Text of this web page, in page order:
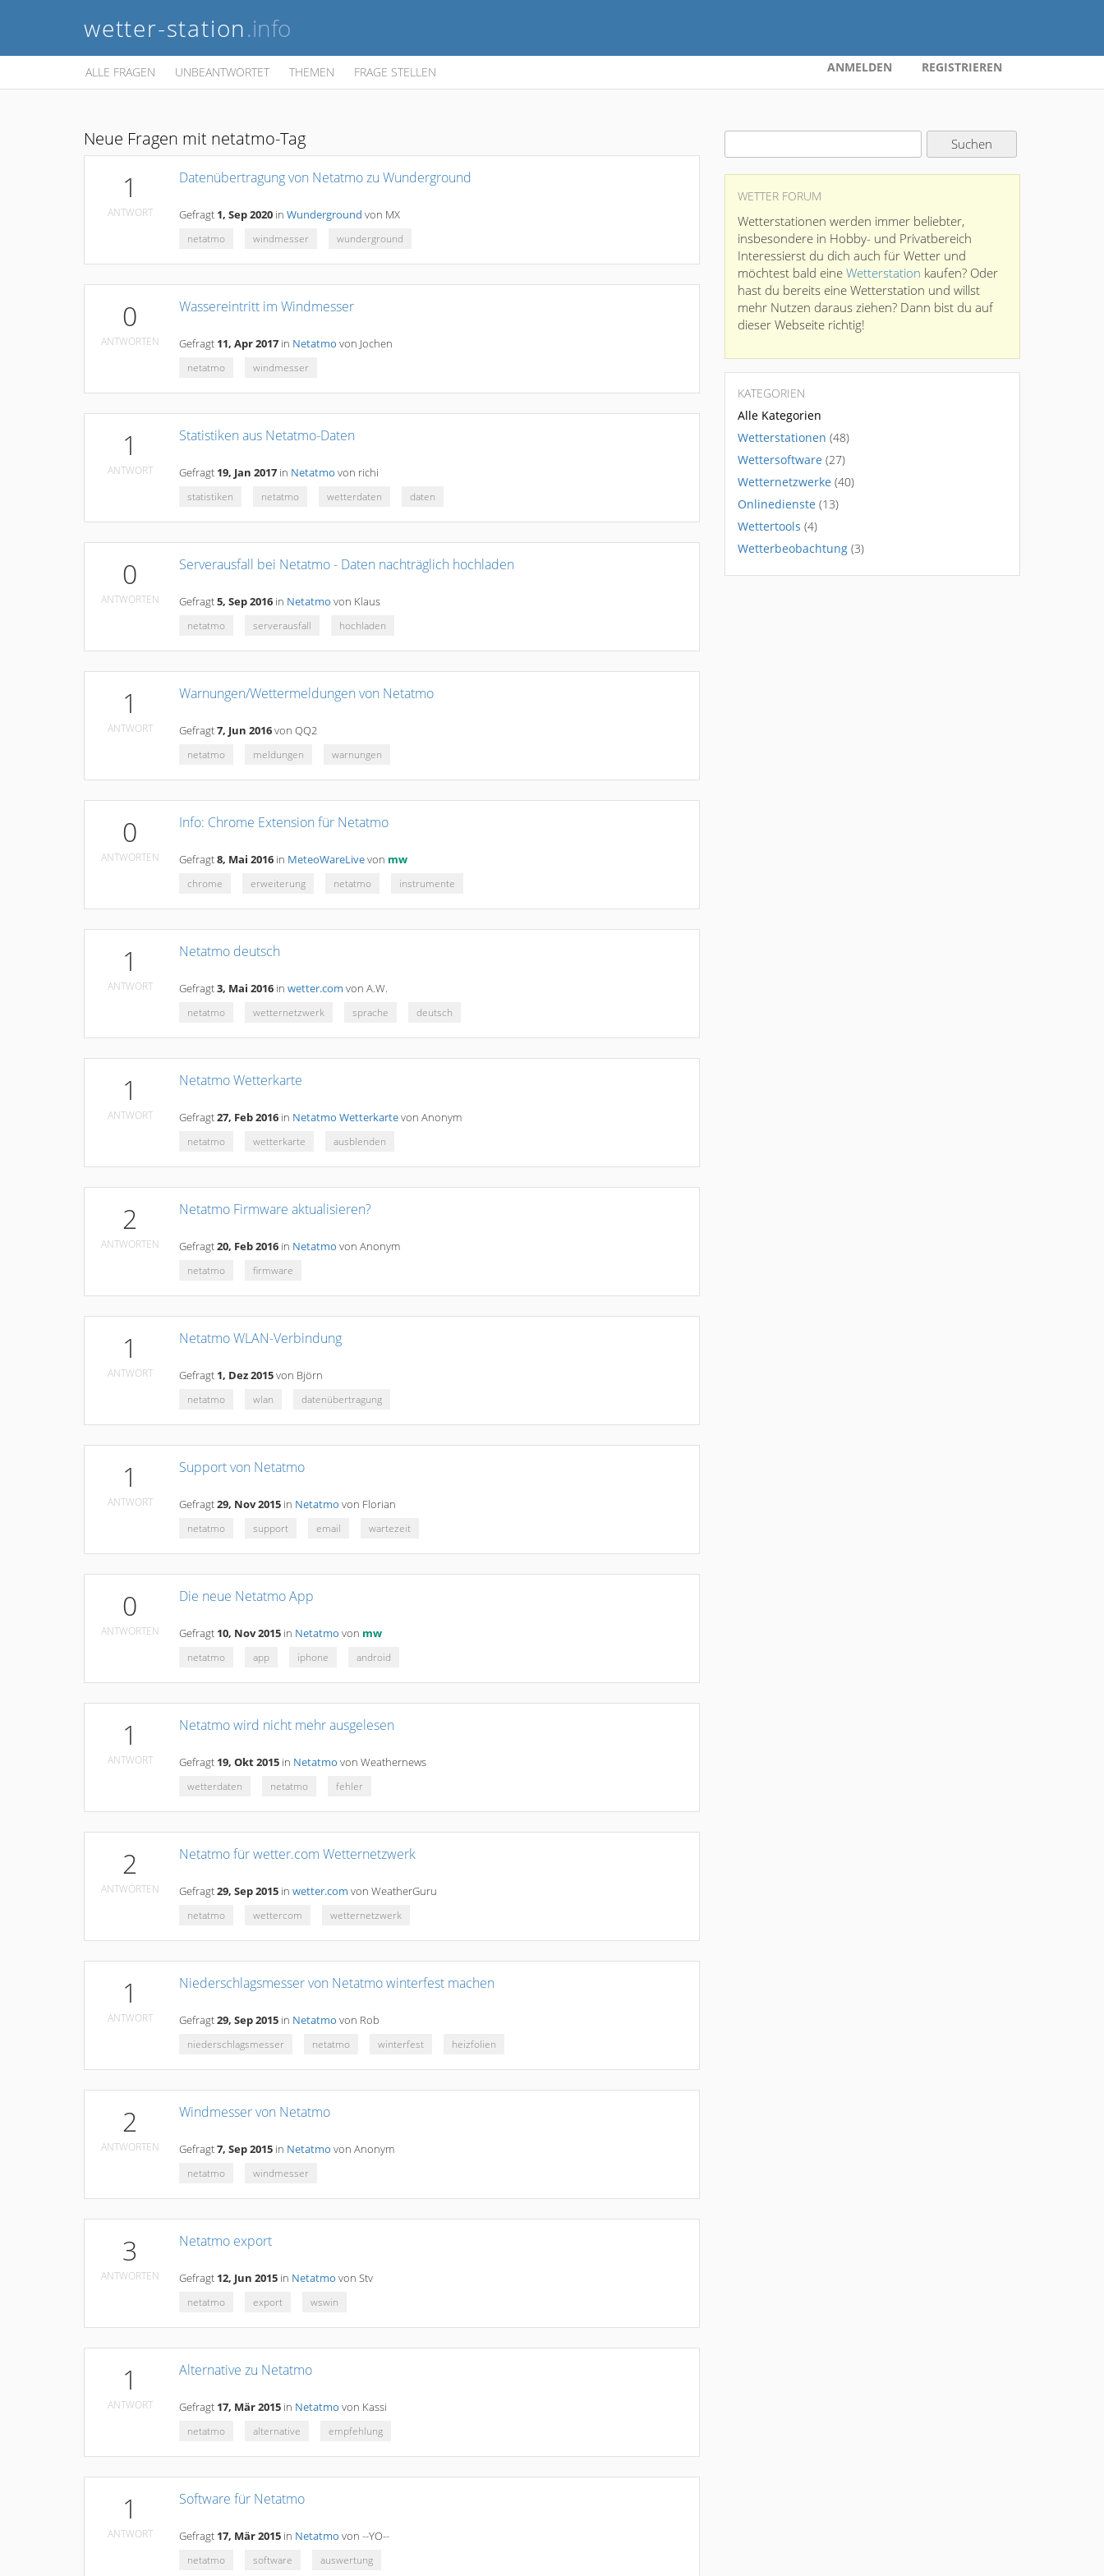
wetter-station.info
ALLE FRAGEN UNBEANTWORTET THEMEN FRAGE STELLEN ANMELDEN REGISTRIEREN
Neue Fragen mit netatmo-Tag
1
ANTWORT
Datenübertragung von Netatmo zu Wunderground
Gefragt 1, Sep 2020 in Wunderground von MX
netatmo
windmesser wunderground
0
ANTWORTEN
Wassereintritt im Windmesser
Gefragt 11, Apr 2017 in Netatmo von Jochen
netatmo
windmesser
1
ANTWORT
Statistiken aus Netatmo-Daten
Gefragt 19, Jan 2017 in Netatmo von richi
statistiken
netatmo wetterdaten daten
0
ANTWORTEN
Serverausfall bei Netatmo - Daten nachträglich hochladen
Gefragt5, Sep 2016 in Netatmo von Klaus
netatmo
serverausfall hochladen
1
ANTWORT
Warnungen/Wettermeldungen von Netatmo
Gefragt7, Jun 2016von QQ2
netatmo
meldungen warnungen
0
ANTWORTEN
Info: Chrome Extension für Netatmo
Gefragt8, Mai 2016 in MeteoWareLivevon mw
chrome
erweiterung netatmo instrumente
1
ANTWORT
Netatmo deutsch
Gefragt3, Mai 2016 in wetter.com von A.W.
netatmo
wetternetzwerk sprache deutsch
1
ANTWORT
Netatmo Wetterkarte
Gefragt27, Feb 2016 in Netatmo Wetterkartevon Anonym
netatmo
wetterkarte ausblenden
2
ANTWORTEN
Netatmo Firmware aktualisieren?
Gefragt20, Feb 2016 in Netatmo von Anonym
netatmo
firmware
1
ANTWORT
Netatmo WLAN-Verbindung
Gefragt 1, Dez 2015von Björn
netatmo
wlan datenübertragung
1
ANTWORT
Support von Netatmo
Gefragt29, Nov 2015 in Netatmo von Florian
netatmo
support email wartezeit
0
ANTWORTEN
Die neue Netatmo App
Gefragt 10, Nov 2015 in Netatmo von mw
netatmo
app iphone android
1
ANTWORT
Netatmo wird nicht mehr ausgelesen
Gefragt 19, Okt 2015 in Netatmo von Weathernews
wetterdaten
netatmo fehler
2
ANTWORTEN
Netatmo für wetter.com Wetternetzwerk
Gefragt29, Sep 2015 in wetter.com von WeatherGuru
netatmo
wettercom wetternetzwerk
1
ANTWORT
Niederschlagsmesser von Netatmo winterfest machen
Gefragt29, Sep 2015 in Netatmo von Rob
niederschlagsmesser
netatmo winterfest heizfolien
2
ANTWORTEN
Windmesser von Netatmo
Gefragt7, Sep 2015 in Netatmo von Anonym
netatmo
windmesser
3
ANTWORTEN
Netatmo export
Gefragt 12, Jun 2015 in Netatmo von Stv
netatmo
export wswin
1
ANTWORT
Alternative zu Netatmo
Gefragt 17, Mär 2015 in Netatmo von Kassi
netatmo
alternative empfehlung
1
ANTWORT
Software für Netatmo
Gefragt 17, Mär 2015 in Netatmo von --YO--
netatmo
software auswertung
WETTER FORUM
Wetterstationen werden immer beliebter,
insbesondere in Hobby- und Privatbereich
Interessierst du dich auch für Wetter und
möchtest bald eine Wetterstation kaufen? Oder
hast du bereits eine Wetterstation und willst
mehr Nutzen daraus ziehen? Dann bist du auf
dieser Webseite richtig!
KATEGORIEN
Alle Kategorien
Wetterstationen (48)
Wettersoftware (27)
Wetternetzwerke (40)
Onlinedienste (13)
Wettertools (4)
Wetterbeobachtung (3)